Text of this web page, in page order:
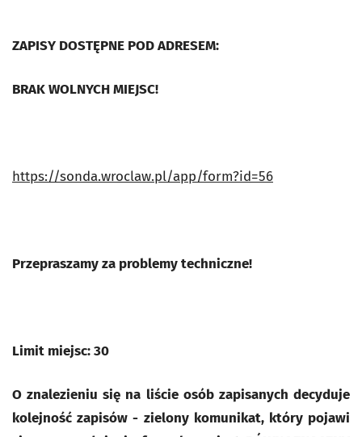
ZAPISY DOSTĘPNE POD ADRESEM:
BRAK WOLNYCH MIEJSC!
https://sonda.wroclaw.pl/app/form?id=56
Przepraszamy za problemy techniczne!
Limit miejsc: 30
O znalezieniu się na liście osób zapisanych decyduje
kolejność zapisów - zielony komunikat, który pojawi